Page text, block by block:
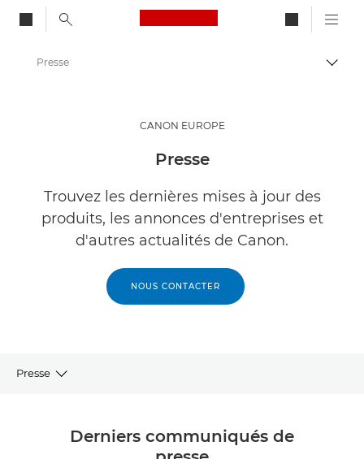
Canon Logo, back to
Presse
CANON EUROPE
Presse
Trouvez les dernières mises à jour des
produits, les annonces d'entreprises et
d'autres actualités de Canon.
NOUS CONTACTER
Presse
Derniers communiqués de